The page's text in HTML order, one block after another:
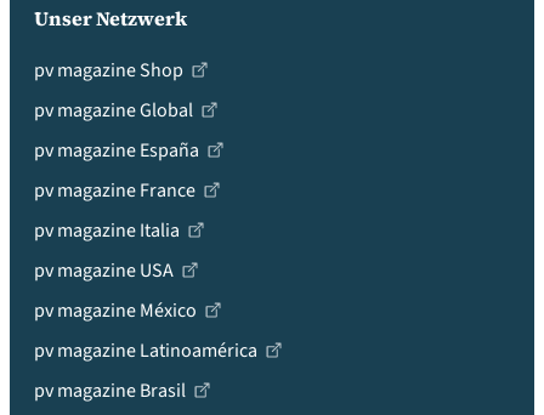
Unser Netzwerk
pv magazine Shop
pv magazine Global
pv magazine España
pv magazine France
pv magazine Italia
pv magazine USA
pv magazine México
pv magazine Latinoamérica
pv magazine Brasil